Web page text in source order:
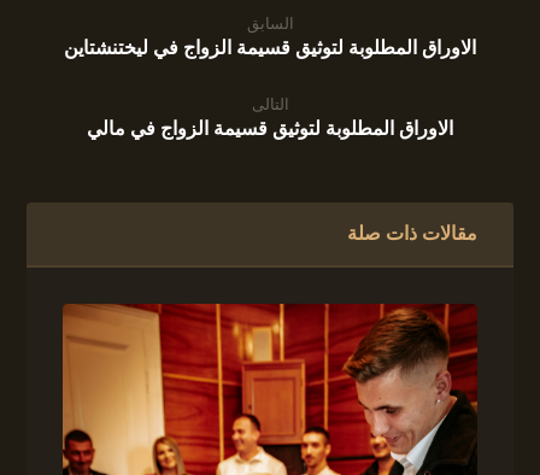
السابق
الاوراق المطلوبة لتوثيق قسيمة الزواج في ليختنشتاين
التالى
الاوراق المطلوبة لتوثيق قسيمة الزواج في مالي
مقالات ذات صلة